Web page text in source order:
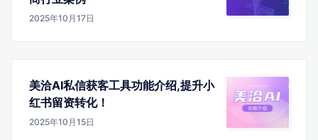
2025年10月17日
美洽AI私信获客工具功能介绍,提升小
红书留资转化！
2025年10月15日